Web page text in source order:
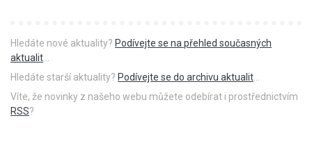
Hledáte nové aktuality? Podívejte se na přehled současných
aktualit
Hledáte starší aktuality? Podívejte se do archivu aktualit
Víte, že novinky z našeho webu můžete odebírat i prostřednictvím
RSS?